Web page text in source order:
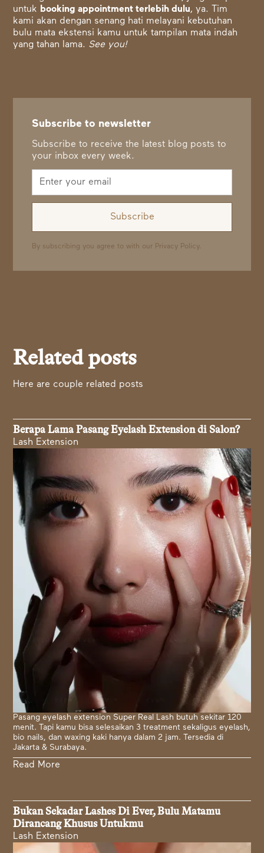
untuk booking appointment terlebih dulu, ya. Tim
kami akan dengan senang hati melayani kebutuhan
bulu mata ekstensi kamu untuk tampilan mata indah
yang tahan lama. See you!
Subscribe to newsletter
Subscribe to receive the latest blog posts to
your inbox every week.
By subscribing you agree to with our Privacy Policy.
Related posts
Here are couple related posts
Berapa Lama Pasang Eyelash Extension di Salon?
Lash Extension
Pasang eyelash extension Super Real Lash butuh sekitar 120
menit. Tapi kamu bisa selesaikan 3 treatment sekaligus eyelash,
bio nails, dan waxing kaki hanya dalam 2 jam. Tersedia di
Jakarta & Surabaya.
Read More
Bukan Sekadar Lashes Di Ever, Bulu Matamu
Dirancang Khusus Untukmu
Lash Extension